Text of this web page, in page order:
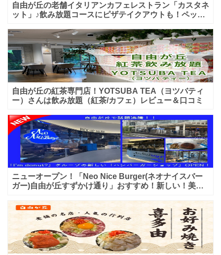
自由が丘の老舗イタリアンカフェレストラン「カスタネ
ット」♪飲み放題コースにピザテイクアウトも！ペット
自由が丘の紅茶専門店！YOTSUBA TEA（ヨツバティ
ー）さんは飲み放題（紅茶/カフェ）レビュー＆口コミ
ニューオープン！「Neo Nice Burger(ネオナイスバー
ガー)自由が丘すずかけ通り」おすすめ！新しい！美味